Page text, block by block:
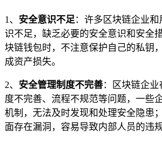
1、 安全意识不足 ：许多区块链企业
识不足，缺乏必要的安全意识和安全
块链钱包时，不注意保护自己的私钥
成资产损失。
2、 安全管理制度不完善：区块链企
度不完善、流程不规范等问题，一些
机制，无法及时发现和处理安全隐患
面存在漏洞，容易导致内部人员的违规